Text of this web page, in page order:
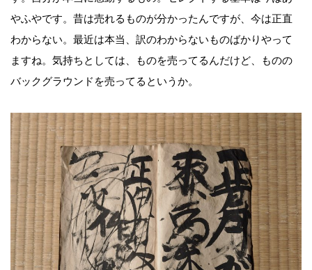
やふやです。昔は売れるものが分かったんですが、今は正直
わからない。最近は本当、訳のわからないものばかりやって
ますね。気持ちとしては、ものを売ってるんだけど、ものの
バックグラウンドを売ってるというか。